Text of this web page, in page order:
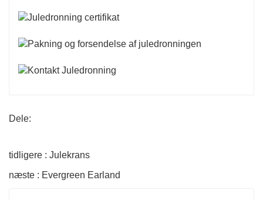
Dele:
tidligere : Julekrans
næste : Evergreen Earland